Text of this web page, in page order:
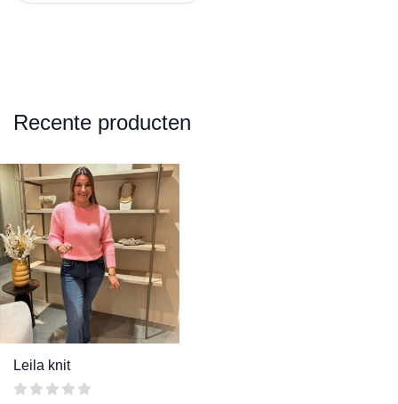
Recente producten
Leila knit